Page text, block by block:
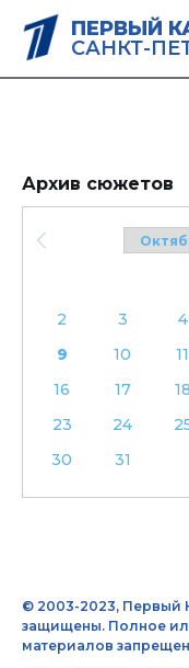
ПЕРВЫЙ
САНКТ-
Архив сюжетов
2
3 4
9
10 11
16
17 18
23
24
30
31
© 2003-2023, Первый
защищены. Полное
материалов